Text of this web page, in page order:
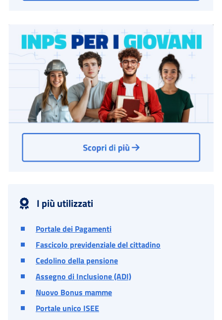
I più utilizzati
Portale dei Pagamenti
Fascicolo previdenziale del cittadino
Cedolino della pensione
Assegno di Inclusione (ADI)
Nuovo Bonus mamme
Portale unico ISEE